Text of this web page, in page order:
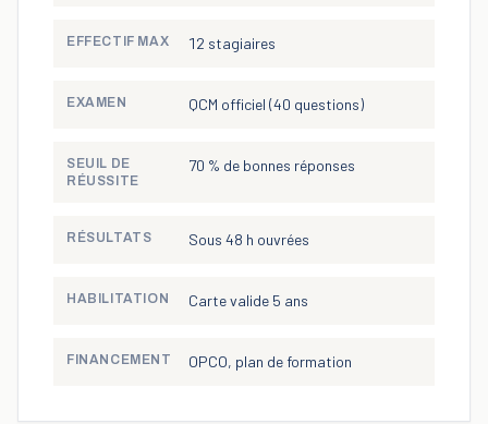
EFFECTIF MAX 12 stagiaires
EXAMEN QCM officiel (40 questions)
SEUIL DE
RÉUSSITE
70 % de bonnes réponses
RÉSULTATS Sous 48 h ouvrées
HABILITATION Carte valide 5 ans
FINANCEMENT OPCO, plan de formation